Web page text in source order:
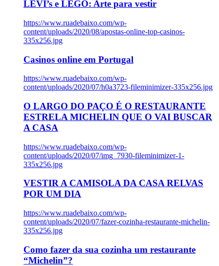
LEVI’s e LEGO: Arte para vestir
https://www.ruadebaixo.com/wp-
content/uploads/2020/08/apostas-online-top-casinos-
335x256.jpg
Casinos online em Portugal
https://www.ruadebaixo.com/wp-
content/uploads/2020/07/h0a3723-fileminimizer-335x256.jpg
O LARGO DO PAÇO É O RESTAURANTE
ESTRELA MICHELIN QUE O VAI BUSCAR
A CASA
https://www.ruadebaixo.com/wp-
content/uploads/2020/07/img_7930-fileminimizer-1-
335x256.jpg
VESTIR A CAMISOLA DA CASA RELVAS
POR UM DIA
https://www.ruadebaixo.com/wp-
content/uploads/2020/07/fazer-cozinha-restaurante-michelin-
335x256.jpg
Como fazer da sua cozinha um restaurante
“Michelin”?